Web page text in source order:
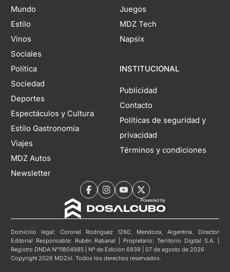
Mundo
Estilo
Vinos
Sociales
Política
Sociedad
Deportes
Espectáculos y Cultura
Estilo Gastronomía
Viajes
MDZ Autos
Newsletter
Juegos
MDZ Tech
Napsix
INSTITUCIONAL
Publicidad
Contacto
Políticas de seguridad y
privacidad
Términos y condiciones
Domicilio legal: Coronel Rodríguez 1260, Mendoza, Argentina. Director
Editorial Responsable: Rubén Rabanal | Propietario: Territorio Digital S.A. |
Registro DNDA N°11804985 | Nº de Edición 6939 | 07 de agosto de 2026
Copyright 2026 MDZol. Todos los derechos reservados.